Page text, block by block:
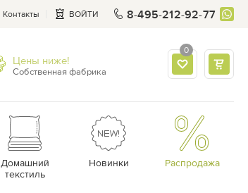
Контакты ВОЙТИ 8-495-212-92-77
Цены ниже!
Собственная фабрика
0
Домашний
текстиль
Новинки Распродажа